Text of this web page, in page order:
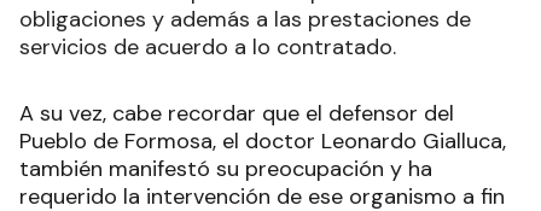
obligaciones y además a las prestaciones de
servicios de acuerdo a lo contratado.
A su vez, cabe recordar que el defensor del
Pueblo de Formosa, el doctor Leonardo Gialluca,
también manifestó su preocupación y ha
requerido la intervención de ese organismo a fin